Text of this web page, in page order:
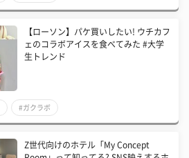
【ローソン】パケ買いしたい! ウチカフ
ェのコラボアイスを食べてみた #大学
生トレンド
#ガクラボ
Z世代向けのホテル「My Concept